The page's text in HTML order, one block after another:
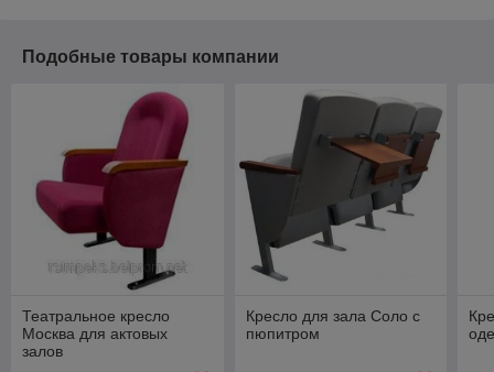
Подобные товары компании
Театральное кресло
Москва для актовых
залов
Кресло для зала Соло с
пюпитром